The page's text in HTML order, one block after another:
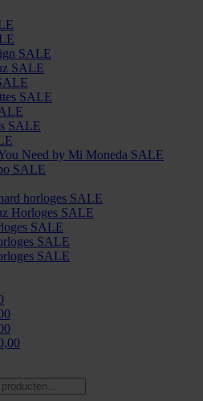
SALE
SALE
SALE
SALE
Need by Mi Moneda SALE
SALE
horloges SALE
Horloges SALE
SALE
SALE
SALE